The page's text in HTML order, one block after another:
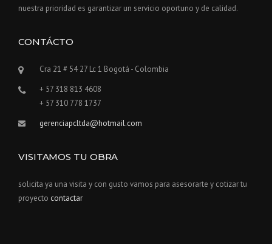
nuestra prioridad es garantizar un servicio oportuno y de calidad.
CONTÁCTO
Cra 21 # 54 27 Lc 1 Bogotá - Colombia
+ 57 318 813 4608
+ 57 310 778 1737
gerenciapcltda@hotmail.com
VISITAMOS TU OBRA
solicita ya una visita y con gusto vamos para asesorarte y cotizar tu
proyecto contactar